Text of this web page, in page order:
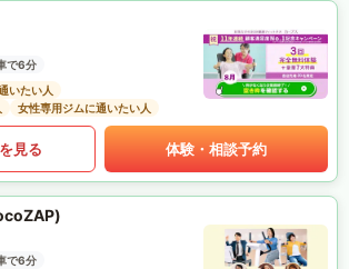
で6分
いたい人
女性専用ジムに通いたい人
見る 体験・相談予約
で6分